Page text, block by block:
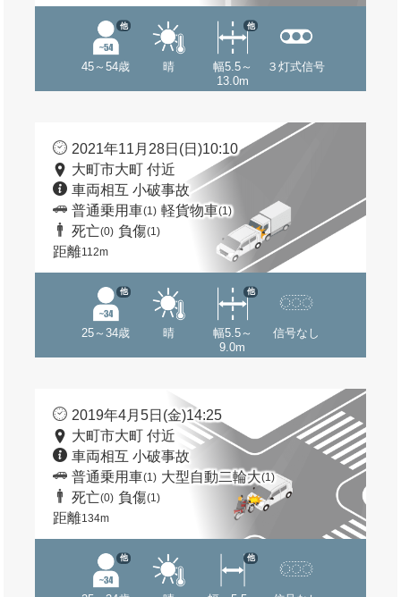
45～54歳
他
晴
幅5.5～
13.0m
他
３灯式信号
2021年11月28日(日)10:10
大町市大町 付近
車両相互 小破事故
普通乗用車(1) 軽貨物車(1)
死亡(0) 負傷(1)
距離112m
25～34歳
他
晴
幅5.5～
9.0m
他
信号なし
2019年4月5日(金)14:25
大町市大町 付近
車両相互 小破事故
普通乗用車(1) 大型自動二輪大(1)
死亡(0) 負傷(1)
距離134m
他 他